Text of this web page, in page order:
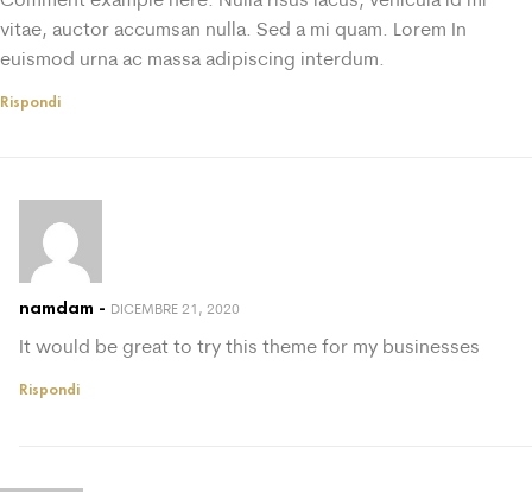
vitae, auctor accumsan nulla. Sed a mi quam. Lorem In
euismod urna ac massa adipiscing interdum.
Rispondi
namdam DICEMBRE 21, 2020
It would be great to try this theme for my businesses
Rispondi